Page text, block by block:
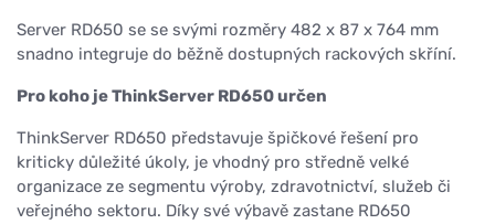
Server RD650 se se svými rozměry 482 x 87 x 764 mm
snadno integruje do běžně dostupných rackových skříní.
Pro koho je ThinkServer RD650 určen
ThinkServer RD650 představuje špičkové řešení pro
kriticky důležité úkoly, je vhodný pro středně velké
organizace ze segmentu výroby, zdravotnictví, služeb či
veřejného sektoru. Díky své výbavě zastane RD650